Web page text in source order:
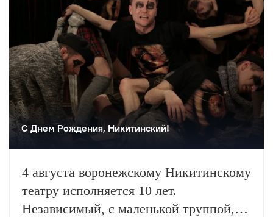
С Днем Рождения, Никитинский!
4 августа воронежскому Никитинскому
театру исполняется 10 лет.
Независимый, с маленькой труппой,